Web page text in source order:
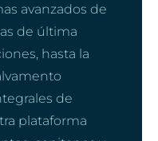
avanzados de
de última
hasta la
de
plataforma